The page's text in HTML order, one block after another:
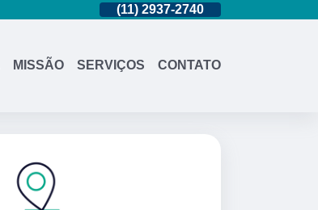
(11)2937-2740
MISSÃO SERVIÇOS CONTATO